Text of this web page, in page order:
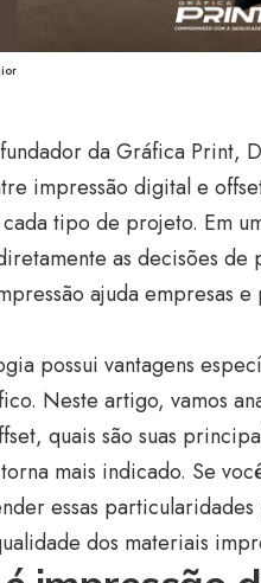
da Gráfica Print,
impressão digital e
tipo de projeto. Em
as decisões
ajuda empresas
possui vantagens
Neste artigo, vamos
quais são suas
mais indicado. Se
essas
dos materiais